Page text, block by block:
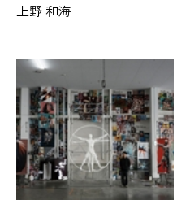
上野 和海